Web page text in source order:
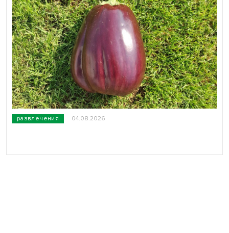
развлечения 04.08.2026